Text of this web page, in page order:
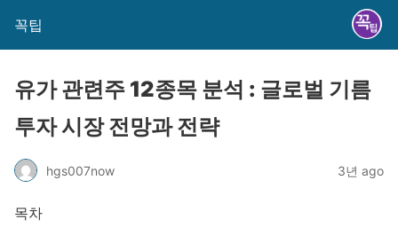
꼭팁
유가 관련주 12종목 분석 : 글로벌 기름
투자 시장 전망과 전략
hgs007now 3년 ago
목차